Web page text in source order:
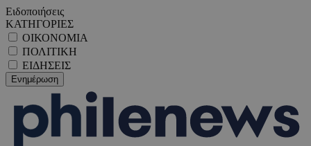
Ειδοποιήσεις
ΚΑΤΗΓΟΡΙΕΣ
ΟΙΚΟΝΟΜΙΑ
ΠΟΛΙΤΙΚΗ
ΕΙΔΗΣΕΙΣ